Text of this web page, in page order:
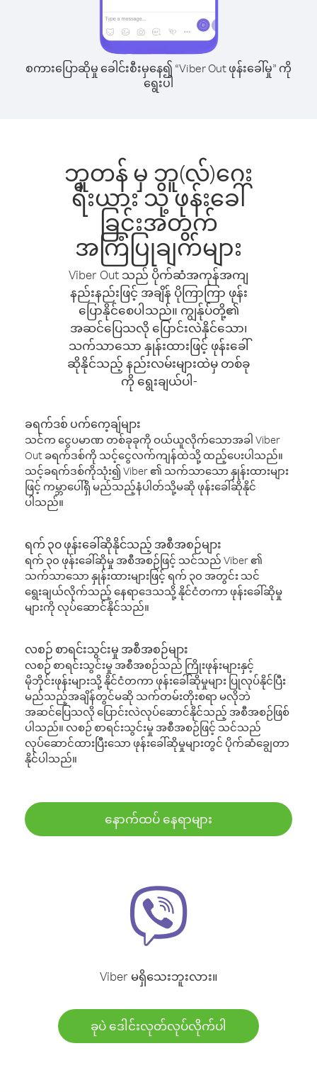
စကားပြောဆိုမှု ခေါင်းစီးမှနေ၍ “Viber Out ဖုန်းခေါ်မှု” ကို
ရွေးပါ
ဘူတန် မှ ဘူ(လ်)ဂေး
ရီးယား သို့ ဖုန်းခေါ်
ခြင်းအတွက်
အကြံပြုချက်များ
Viber Out သည် ပိုက်ဆံအကုန်အကျ
နည်းနည်းဖြင့် အချိန် ပိုကြာကြာ ဖုန်း
ပြောနိုင်စေပါသည်။ ကျွန်ုပ်တို့၏
အဆင်ပြေသလို ပြောင်းလဲနိုင်သော၊
သက်သာသော နှုန်းထားဖြင့် ဖုန်းခေါ်
ဆိုနိုင်သည့် နည်းလမ်းများထဲမှ တစ်ခု
ကို ရွေးချယ်ပါ-
ခရက်ဒစ် ပက်ကေ့ချ်များ
သင်က ငွေပမာဏ တစ်ခုခုကို ဝယ်ယူလိုက်သောအခါ Viber
Out ခရက်ဒစ်ကို သင့်ငွေလက်ကျန်ထဲသို့ ထည့်ပေးပါသည်။
သင့်ခရက်ဒစ်ကိုသုံး၍ Viber ၏ သက်သာသော နှုန်းထားများ
ဖြင့် ကမ္ဘာပေါ်ရှိ မည်သည့်နံပါတ်သို့မဆို ဖုန်းခေါ်ဆိုနိုင်
ပါသည်။
ရက် ၃၀ ဖုန်းခေါ်ဆိုနိုင်သည့် အစီအစဉ်များ
ရက် ၃၀ ဖုန်းခေါ်ဆိုမှု အစီအစဉ်ဖြင့် သင်သည် Viber ၏
သက်သာသော နှုန်းထားများဖြင့် ရက် ၃၀ အတွင်း သင်
ရွေးချယ်လိုက်သည့် နေရာဒေသသို့ နိုင်ငံတကာ ဖုန်းခေါ်ဆိုမှု
များကို လုပ်ဆောင်နိုင်သည်။
လစဉ် စာရင်းသွင်းမှု အစီအစဉ်များ
လစဉ် စာရင်းသွင်းမှု အစီအစဉ်သည် ကြိုးဖုန်းများနှင့်
မိုဘိုင်းဖုန်းများသို့ နိုင်ငံတကာ ဖုန်းခေါ်ဆိုမှုများ ပြုလုပ်နိုင်ပြီး
မည်သည့်အချိန်တွင်မဆို သက်တမ်းတိုးစရာ မလိုဘဲ
အဆင်ပြေသလို ပြောင်းလဲလုပ်ဆောင်နိုင်သည့် အစီအစဉ်ဖြစ်
ပါသည်။ လစဉ် စာရင်းသွင်းမှု အစီအစဉ်ဖြင့် သင်သည်
လုပ်ဆောင်ထားပြီးသော ဖုန်းခေါ်ဆိုမှုများတွင် ပိုက်ဆံချွေတာ
နိုင်ပါသည်။
နောက်ထပ် နေရာများ
Viber မရှိသေးဘူးလား။
ခုပဲ ဒေါင်းလုတ်လုပ်လိုက်ပါ